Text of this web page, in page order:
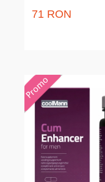
71 RON
Capsule care
lichid seminal și
Restrânge
efect vizibil și
spermă per
pentru bărbații
consistente și
compact de
la 3 capsule/zi.